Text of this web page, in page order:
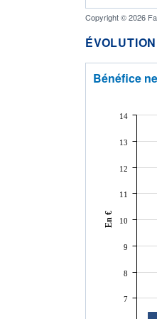
Copyright © 2026
Bénéfice
7
8
9
10
11
12
13
14
En €